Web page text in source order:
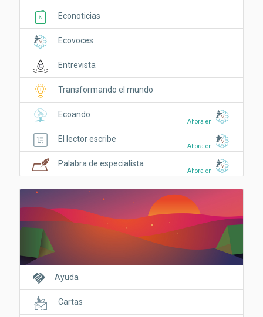
Econoticias
Ecovoces
Entrevista
Transformando el mundo
Ahora en
Ecoando
Ahora en
El lector escribe
Ahora en
Palabra de especialista
handshake Ayuda
Cartas